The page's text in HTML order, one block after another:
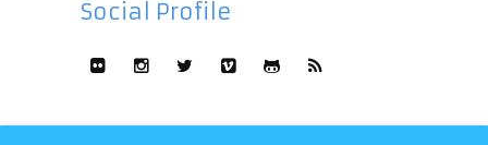
Social Profile